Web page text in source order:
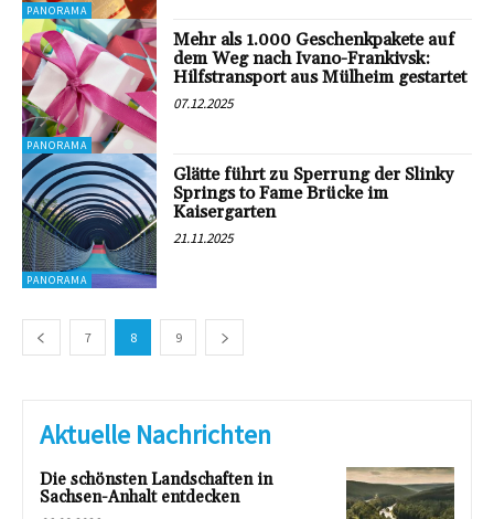
PANORAMA
PANORAMA
Mehr als 1.000 Geschenkpakete auf
dem Weg nach Ivano-Frankivsk:
Hilfstransport aus Mülheim gestartet
07.12.2025
PANORAMA
Glätte führt zu Sperrung der Slinky
Springs to Fame Brücke im
Kaisergarten
21.11.2025
7 8 9
Aktuelle Nachrichten
Die schönsten Landschaften in
Sachsen-Anhalt entdecken